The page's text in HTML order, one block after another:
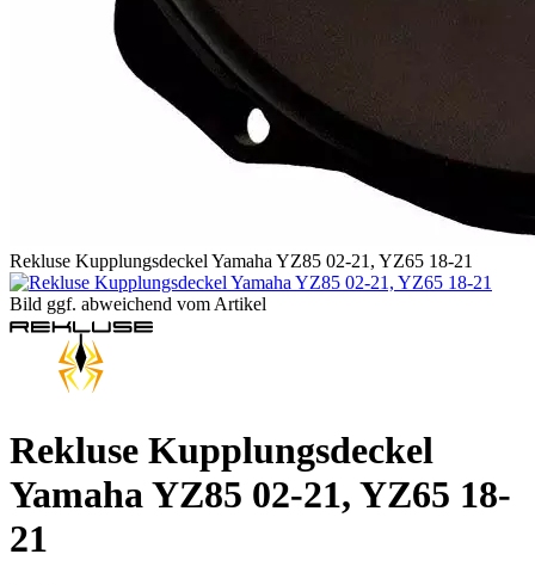
Rekluse Kupplungsdeckel Yamaha YZ85 02-21, YZ65 18-21
Bild ggf. abweichend vom Artikel
Rekluse Kupplungsdeckel
Yamaha YZ85 02-21, YZ65 18-
21